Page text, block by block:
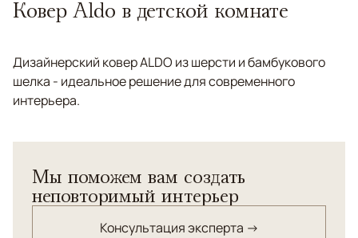
Ковер Aldo в детской комнате
Дизайнерский ковер ALDO из шерсти и бамбукового
шелка - идеальное решение для современного
интерьера.
Мы поможем вам создать
неповторимый интерьер
Консультация эксперта →